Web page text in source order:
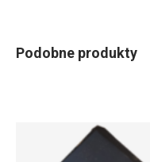
Podobne produkty